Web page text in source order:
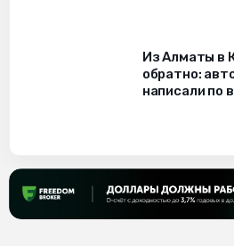
Из Алматы в
обратно:
написали по